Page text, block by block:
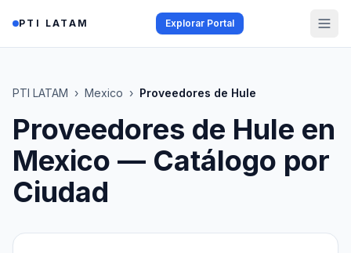
PTI LATAM Explorar Portal
PTI LATAM › Mexico › Proveedores de Hule
Proveedores de Hule en
Mexico — Catálogo por
Ciudad